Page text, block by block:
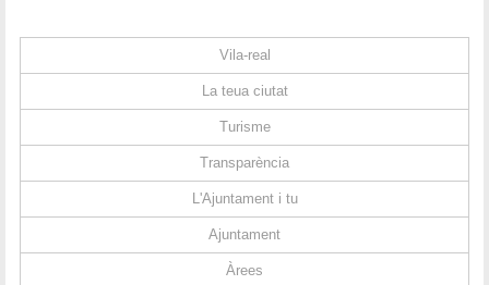
Vila-real
La teua ciutat
Turisme
Transparència
L'Ajuntament i tu
Ajuntament
Àrees